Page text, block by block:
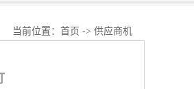
当前位置： 首页 -> 供应商机